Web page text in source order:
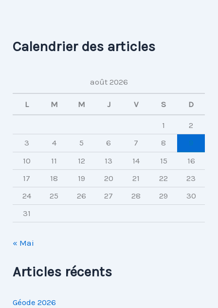
Calendrier des articles
août 2026
L M M J V S D
1
2
3
4 5 6 7 8
10
11 12 13 14 15
16
17
18 19 20 21 22
23
24
25 26 27 28 29
30
31
« Mai
Articles récents
Géode 2026